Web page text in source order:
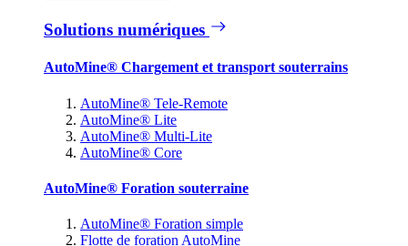
Solutions numériques
AutoMine® Chargement et transport souterrains
AutoMine® Tele-Remote
AutoMine® Lite
AutoMine® Multi-Lite
AutoMine® Core
AutoMine® Foration souterraine
AutoMine® Foration simple
Flotte de foration AutoMine